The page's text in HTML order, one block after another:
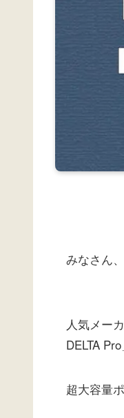
みなさん
人気メー
DELTA Pro
超大容量